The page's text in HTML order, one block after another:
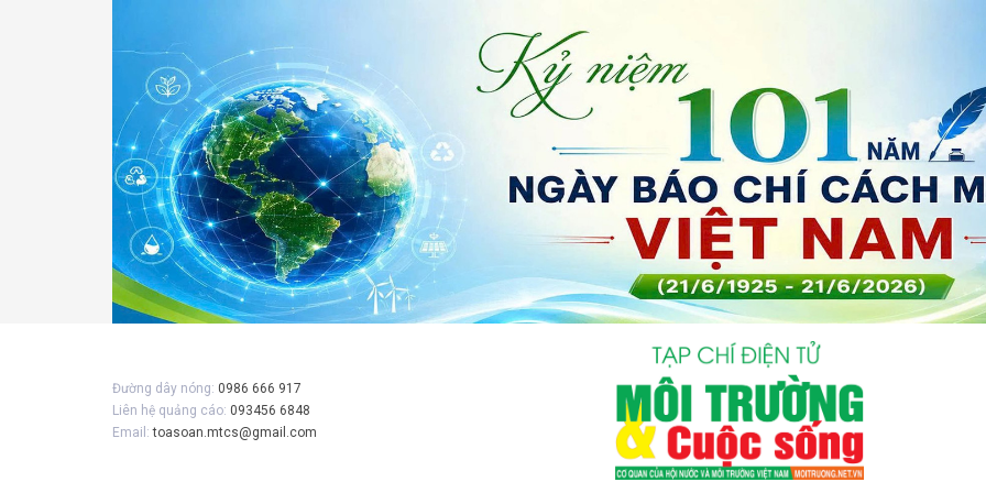
Đường dây nóng: 0986 666 917
Liên hệ quảng cáo: 093456 6848
Email:toasoan.mtcs@gmail.com
Gửi bình luận